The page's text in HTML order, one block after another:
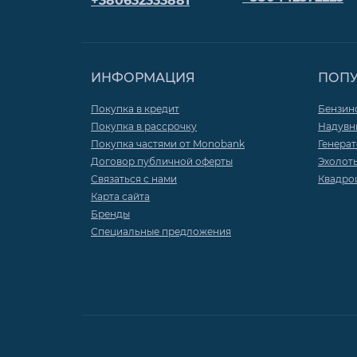
Чехлы для моторов
УКБ
Якорные лебедки, веревки,
пульты д/у
Якоря для лодок
гидравлические шланги
Рули, штурвалы, рулевые колеса
Тросы газ/реверс
ИНФОРМАЦИЯ
Покупка в кредит
Покупка в рассрочку
Покупка частями от Monobank
Договор публичной оферты
Связаться с нами
Карта сайта
Бренды
Специальные предложения